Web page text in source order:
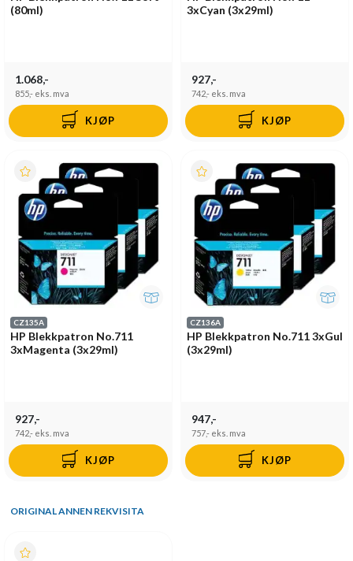
(80ml)
1.068,-
855,- eks. mva
KJØP
3xCyan (3x29ml)
927,-
742,- eks. mva
KJØP
CZ135A
HP Blekkpatron No.711
3xMagenta (3x29ml)
927,-
742,- eks. mva
KJØP
CZ136A
HP Blekkpatron No.711 3xGul
(3x29ml)
947,-
757,- eks. mva
KJØP
ORIGINAL ANNEN REKVISITA